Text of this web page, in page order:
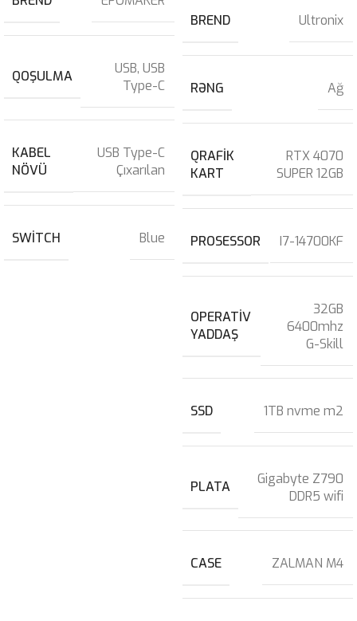
QOŞULMA USB, USB
Type-C
KABEL
NÖVÜ
USB Type-C
Çıxarılan
SWITCH Blue
BREND
Ultronix
RƏNG Ağ
QRAFIK
KART
RTX 4070
SUPER 12GB
PROSESSOR I7-14700KF
OPERATIV
YADDAŞ
32GB
6400mhz
G-Skill
SSD 1TB nvme m2
PLATA
Gigabyte Z790
DDR5 wifi
CASE ZALMAN M4